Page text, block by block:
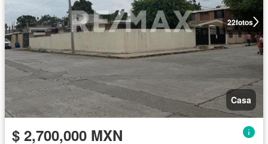
22fotos
Casa
$ 2,700,000 MXN